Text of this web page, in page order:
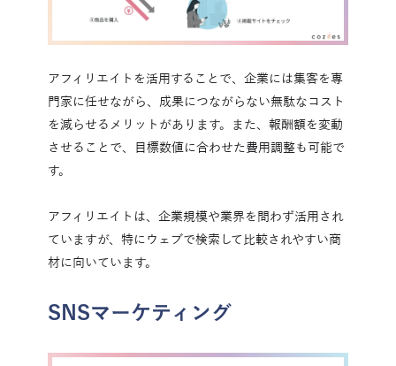
アフィリエイトを活用することで、企業には集客を専
門家に任せながら、成果につながらない無駄なコスト
を減らせるメリットがあります。また、報酬額を変動
させることで、目標数値に合わせた費用調整も可能で
す。
アフィリエイトは、企業規模や業界を問わず活用され
ていますが、特にウェブで検索して比較されやすい商
材に向いています。
SNSマーケティング